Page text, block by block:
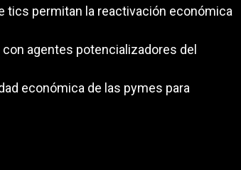
tics permitan la reactivación económica
agentes potencializadores del
económica de las pymes para